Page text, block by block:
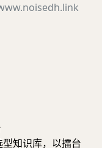
知识库，以擂台